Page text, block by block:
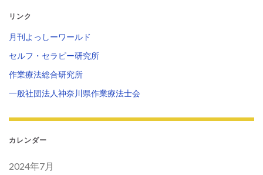
リンク
月刊よっしーワールド
セルフ・セラピー研究所
作業療法総合研究所
一般社団法人神奈川県作業療法士会
カレンダー
2024年7月